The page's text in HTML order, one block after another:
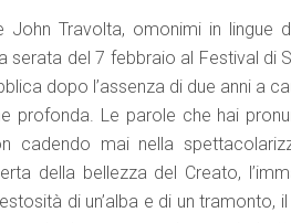
John Travolta, omonimi in lingue
serata del 7 febbraio al Festival di
dopo l’assenza di due anni a
profonda. Le parole che hai
cadendo mai nella
della bellezza del Creato,
di un’alba e di un